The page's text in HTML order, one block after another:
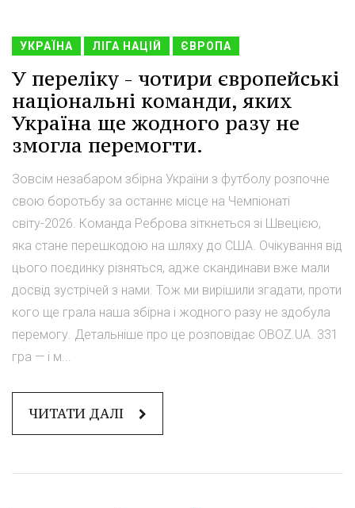
УКРАЇНА ЛІГА НАЦІЙ ЄВРОПА
У переліку - чотири європейські
національні команди, яких
Україна ще жодного разу не
змогла перемогти.
Зовсім незабаром збірна України з футболу розпочне
свою боротьбу за останнє місце на Чемпіонаті
світу-2026. Команда Реброва зіткнеться зі Швецією,
яка стане перешкодою на шляху до США. Очікування від
цього поєдинку різняться, адже скандинави вже мали
досвід зустрічей з нами. Тож ми вирішили згадати, проти
кого ще грала наша збірна і жодного разу не здобула
перемогу. Детальніше про це розповідає OBOZ.UA. 331
гра — і м...
ЧИТАТИ ДАЛІ